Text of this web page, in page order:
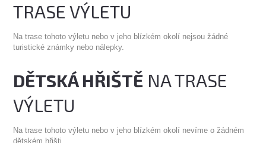
TRASE VÝLETU
Na trase tohoto výletu nebo v jeho blízkém okolí nejsou žádné
turistické známky nebo nálepky.
DĚTSKÁ HŘIŠTĚ NA TRASE
VÝLETU
Na trase tohoto výletu nebo v jeho blízkém okolí nevíme o žádném
dětském hřišti.